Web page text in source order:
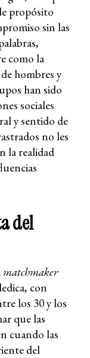
propósito
sin las
como la
hombres y
han sido
sociales
y sentido de
no les
la realidad
del
matchmaker
con
los 30 y los
que las
cuando las
del